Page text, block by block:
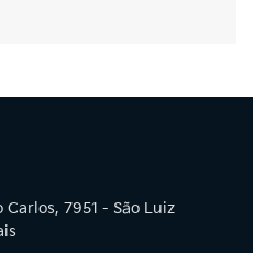
7951 - São Luiz